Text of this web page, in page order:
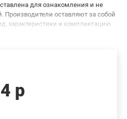
для ознакомления и не
Производители оставляют за собой
характеристики и комплектацию
продавцов и потребителей.
вам за сообщение об
р